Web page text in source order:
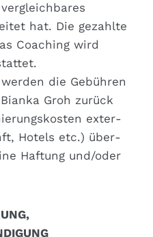
hat. Die gezahl­te
Coa­ching wird
die Gebüh­ren
Groh zurück
exter­
Hotels etc.) über­
Haf­tung und/oder